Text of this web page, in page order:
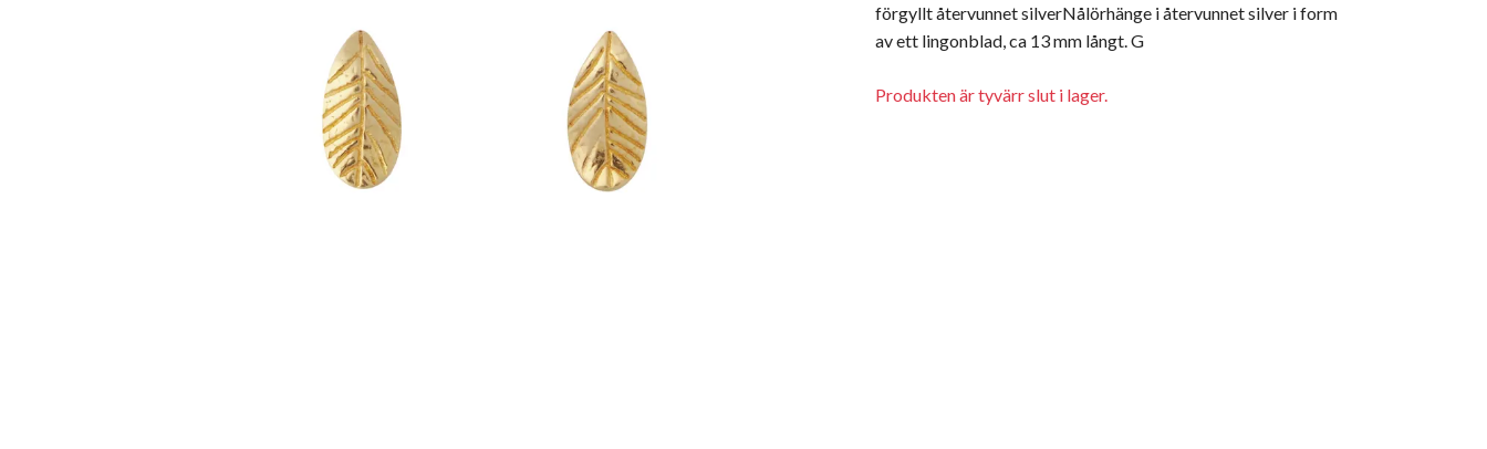
förgyllt återvunnet silverNålörhänge i återvunnet silver i form
av ett lingonblad, ca 13 mm långt. G
Produkten är tyvärr slut i lager.